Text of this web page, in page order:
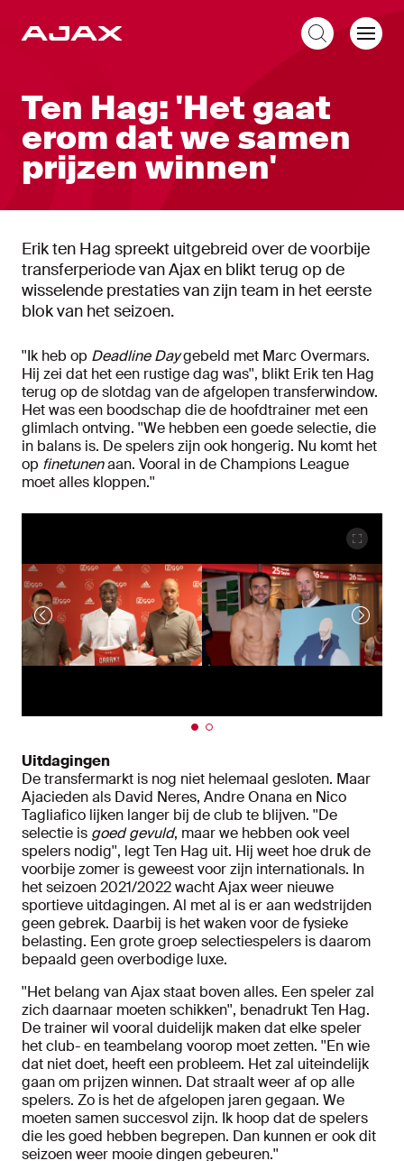
Ten Hag: 'Het gaat
erom dat we samen
prijzen winnen'
Erik ten Hag spreekt uitgebreid over de voorbije
transferperiode van Ajax en blikt terug op de
wisselende prestaties van zijn team in het eerste
blok van het seizoen.
''Ik heb op Deadline Daygebeld met Marc Overmars.
Hij zei dat het een rustige dag was'', blikt Erik ten Hag
terug op de slotdag van de afgelopen transferwindow.
Het was een boodschap die de hoofdtrainer met een
glimlach ontving. ''We hebben een goede selectie, die
in balans is. De spelers zijn ook hongerig. Nu komt het
op finetunenaan. Vooral in de Champions League
moet alles kloppen.''
Uitdagingen
De transfermarkt is nog niet helemaal gesloten. Maar
Ajacieden als David Neres, Andre Onana en Nico
Tagliafico lijken langer bij de club te blijven. ''De
selectie is goed gevuld, maar we hebben ook veel
spelers nodig'', legt Ten Hag uit. Hij weet hoe druk de
voorbije zomer is geweest voor zijn internationals. In
het seizoen 2021/2022 wacht Ajax weer nieuwe
sportieve uitdagingen. Al met al is er aan wedstrijden
geen gebrek. Daarbij is het waken voor de fysieke
belasting. Een grote groep selectiespelers is daarom
bepaald geen overbodige luxe.
''Het belang van Ajax staat boven alles. Een speler zal
zich daarnaar moeten schikken'', benadrukt Ten Hag.
De trainer wil vooral duidelijk maken dat elke speler
het club- en teambelang voorop moet zetten. ''En wie
dat niet doet, heeft een probleem. Het zal uiteindelijk
gaan om prijzen winnen. Dat straalt weer af op alle
spelers. Zo is het de afgelopen jaren gegaan. We
moeten samen succesvol zijn. Ik hoop dat de spelers
die les goed hebben begrepen. Dan kunnen er ook dit
seizoen weer mooie dingen gebeuren.''